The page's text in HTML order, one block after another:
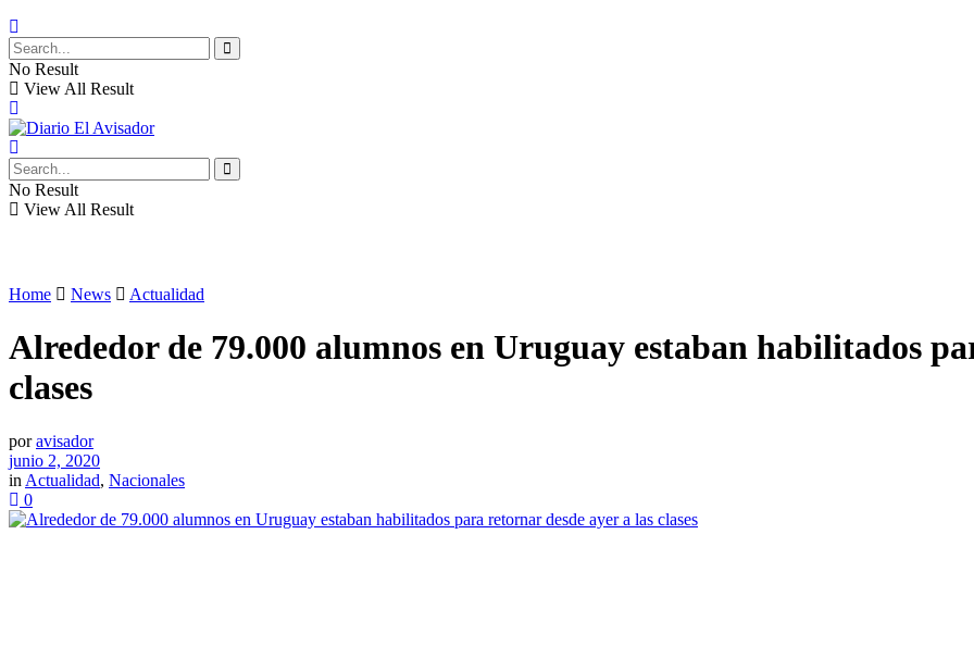
No Result
View All Result
No Result
View All Result
Home News Actualidad
Alrededor de 79.000 alumnos en Uruguay estaban habilitados
clases
por avisador
junio 2, 2020
in Actualidad, Nacionales
0